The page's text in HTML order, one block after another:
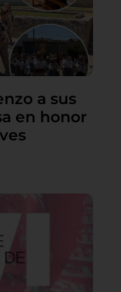
a sus
en honor